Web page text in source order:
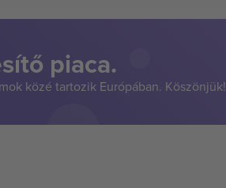
piaca.
közé tartozik Európában. Köszönjük!